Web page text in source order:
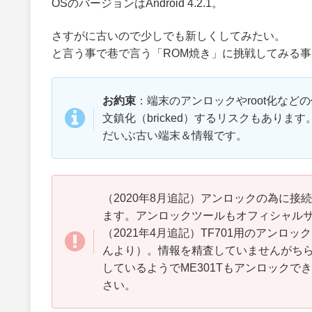
OSのバージョンはAndroid 4.2.1。
さすがに古いので少しでも新しくしてみたい。
と言う事で巷で言う「ROM焼き」に挑戦してみる
お約束 ：端末のアンロックやroot化など
文鎮化（bricked）するリスクもあります
だいぶ古い端末＆情報です。
（2020年8月追記）アンロックの為に接
ます。アンロックツールもオフィシャル
（2021年4月追記）TF701用のアンロッ
んより）。情報を精査していませんがち
しているようでME301Tもアンロックで
さい。